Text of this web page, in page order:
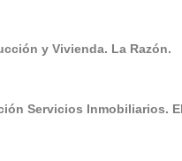
y Vivienda. La Razón.
Servicios Inmobiliarios.